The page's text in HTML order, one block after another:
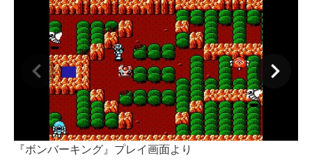
『ボンバーキング』プレイ画面より